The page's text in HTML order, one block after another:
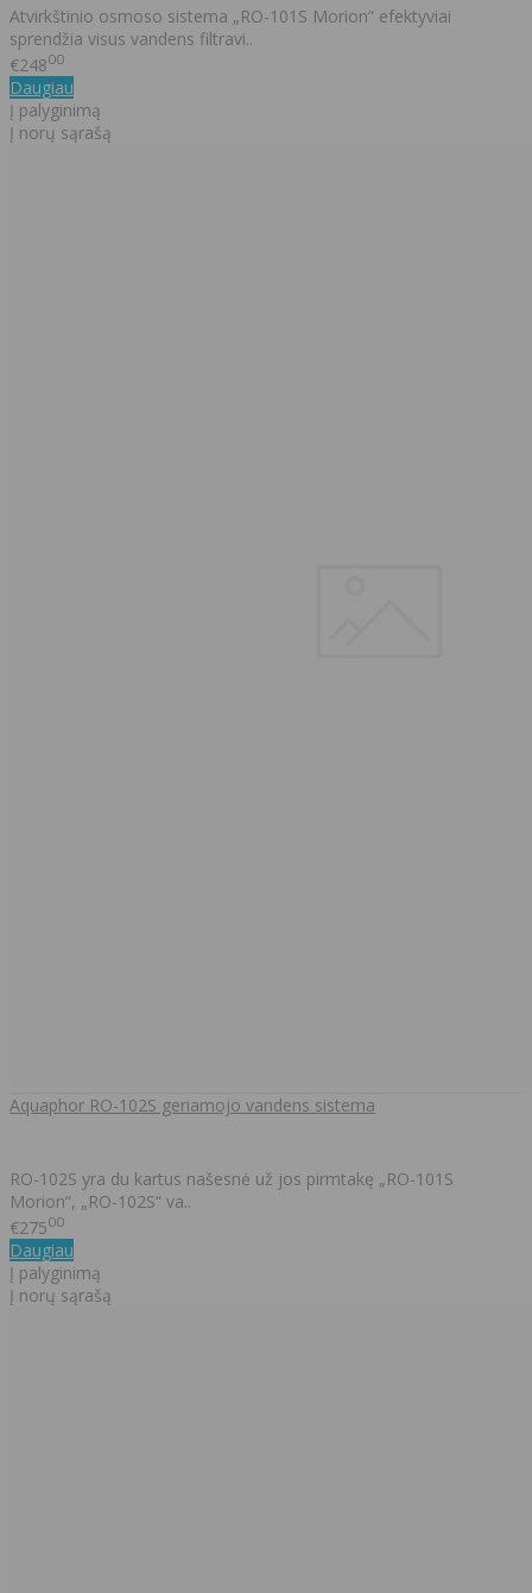
Atvirkštinio osmoso sistema „RO-101S Morion“ efektyviai
sprendžia visus vandens filtravi..
€24800
Daugiau
Į palyginimą
Į norų sąrašą
Aquaphor RO-102S geriamojo vandens sistema
RO-102S yra du kartus našesnė už jos pirmtakę „RO-101S
Morion“, „RO-102S“ va..
€27500
Daugiau
Į palyginimą
Į norų sąrašą